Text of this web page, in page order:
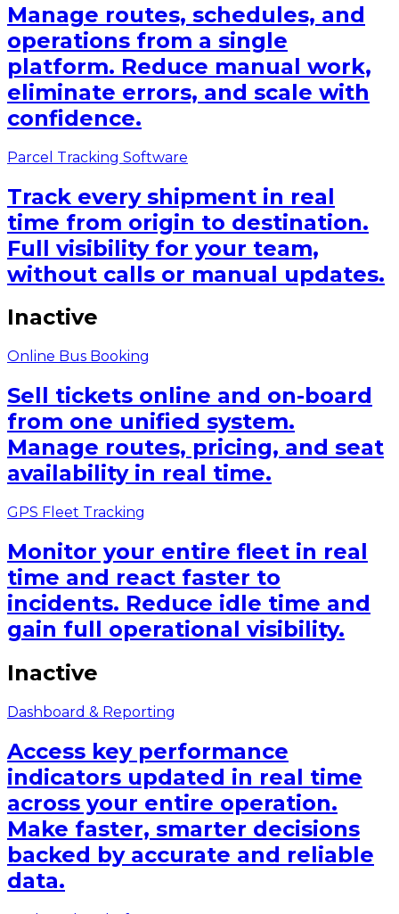
Manage routes, schedules, and
operations from a single
platform. Reduce manual work,
eliminate errors, and scale with
confidence.
Parcel Tracking Software
Track every shipment in real
time from origin to destination.
Full visibility for your team,
without calls or manual updates.
Inactive
Online Bus Booking
Sell tickets online and on-board
from one unified system.
Manage routes, pricing, and seat
availability in real time.
GPS Fleet Tracking
Monitor your entire fleet in real
time and react faster to
incidents. Reduce idle time and
gain full operational visibility.
Inactive
Dashboard & Reporting
Access key performance
indicators updated in real time
across your entire operation.
Make faster, smarter decisions
backed by accurate and reliable
data.